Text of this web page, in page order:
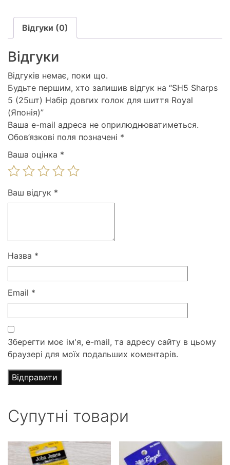
шиття
Royal
(Японія)
кількість
Відгуки (0)
Відгуки
Відгуків немає, поки що.
Будьте першим, хто залишив відгук на “SH5 Sharps
5 (25шт) Набір довгих голок для шиття Royal
(Японія)”
Ваша e-mail адреса не оприлюднюватиметься.
Обов’язкові поля позначені *
Ваша оцінка *
Ваш відгук *
Назва *
Email *
Зберегти моє ім'я, e-mail, та адресу сайту в цьому
браузері для моїх подальших коментарів.
Супутні товари